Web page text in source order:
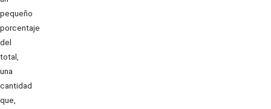
pequeño
porcentaje
del
total,
una
cantidad
que,